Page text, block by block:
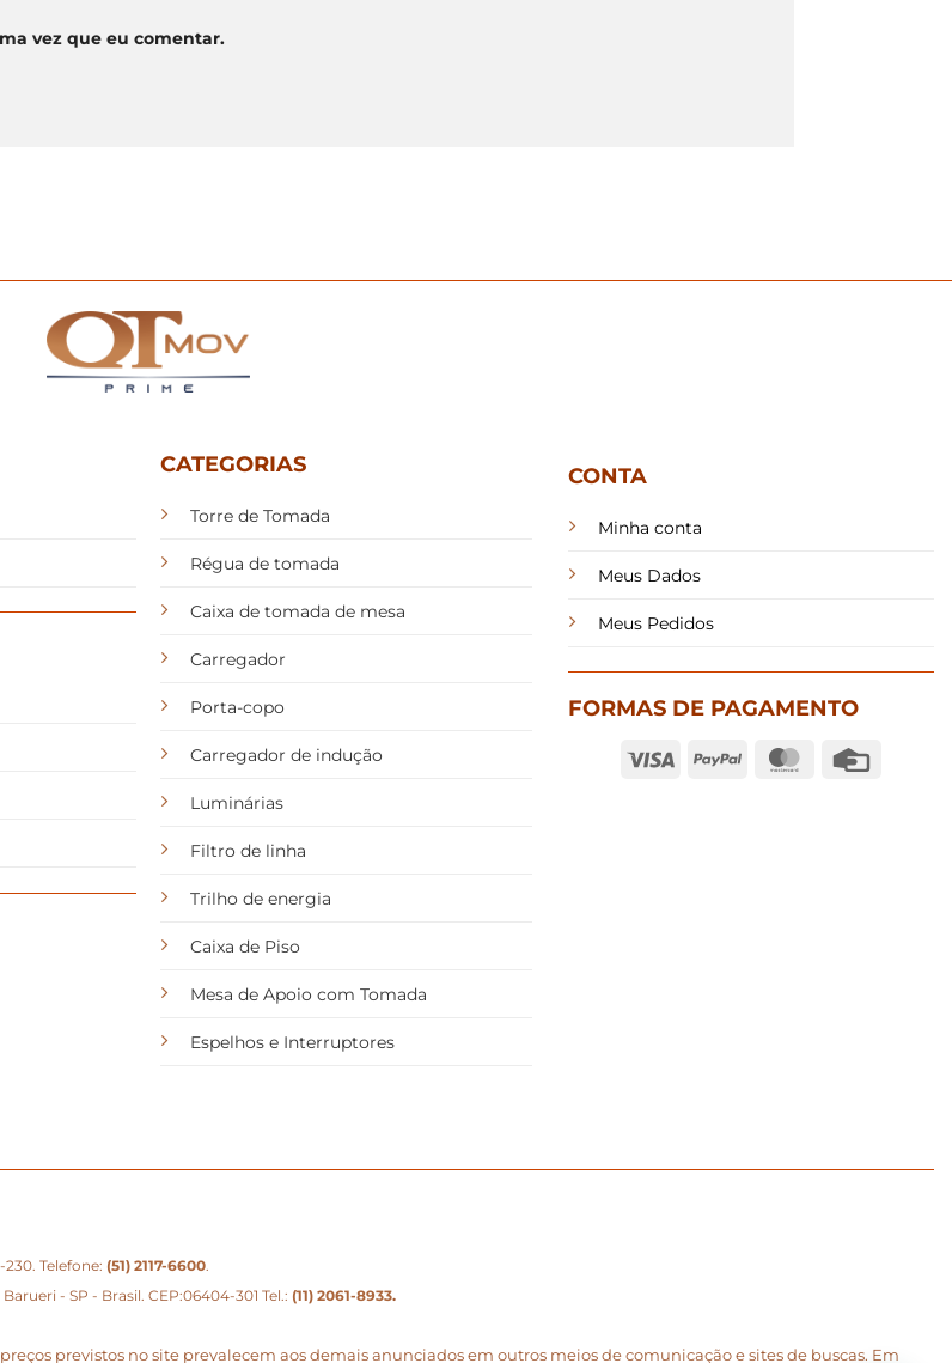
vez que eu comentar.
CATEGORIAS
Torre de Tomada
Régua de tomada
Caixa de tomada de mesa
Carregador
Porta-copo
Carregador de indução
Luminárias
Filtro de linha
Trilho de energia
Caixa de Piso
Mesa de Apoio com Tomada
Espelhos e Interruptores
CONTA
Minha conta
Meus Dados
Meus Pedidos
FORMAS DE PAGAMENTO
Visa PayPal MasterCard
Telefone: (51) 2117-6600.
- SP - Brasil. CEP:06404-301 Tel.: (11) 2061-8933.
previstos no site prevalecem aos demais anunciados em outros meios de comunicação e sites de buscas. Em